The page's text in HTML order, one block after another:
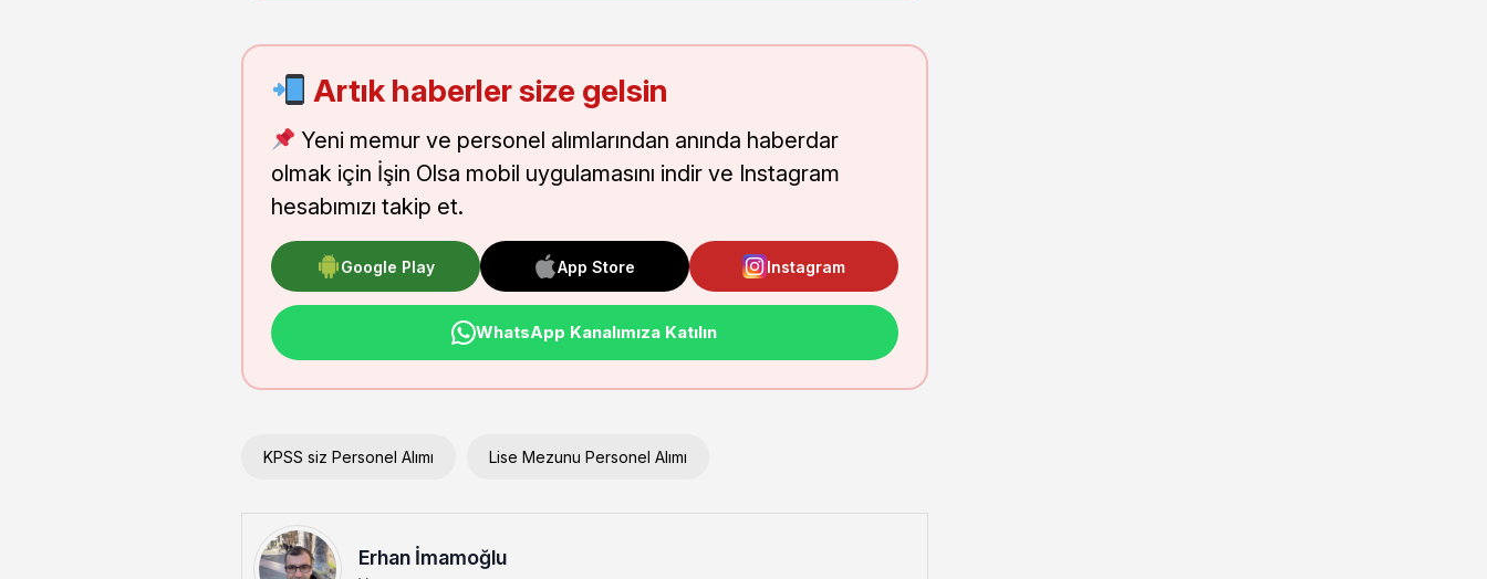
Artık haberler size gelsin
Yeni memur ve personel alımlarından anında haberdar
olmak için İşin Olsa mobil uygulamasını indir ve Instagram
hesabımızı takip et.
Google Play App Store Instagram
WhatsApp Kanalımıza Katılın
KPSS siz Personel Alımı Lise Mezunu Personel Alımı
Erhan İmamoğlu